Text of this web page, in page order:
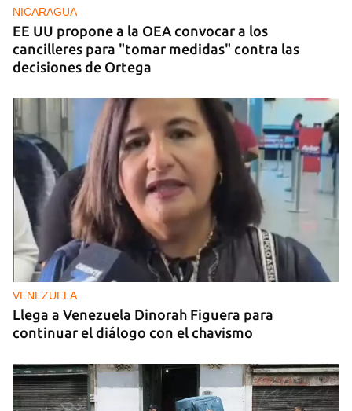
NICARAGUA
EE UU propone a la OEA convocar a los
cancilleres para "tomar medidas" contra las
decisiones de Ortega
VENEZUELA
Llega a Venezuela Dinorah Figuera para
continuar el diálogo con el chavismo